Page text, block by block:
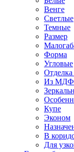
Венге
Светлые
Темные
Размер
Форма
Угловые
Из МДФ
Купе
Эконом
В
Для